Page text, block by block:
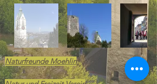
Naturfreunde Moehlin